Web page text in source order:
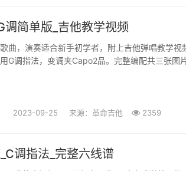
简单版_吉他教学视频
曲，演奏适合新手初学者，附上吉他弹唱教学视
G调指法，变调夹Capo2品。完整编配共三张图
2023-09-25 来源：革命吉他 2359
调指法_完整六线谱